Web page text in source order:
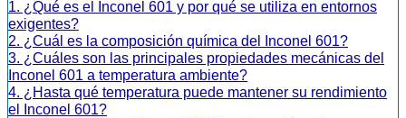
1. ¿Qué es el Inconel 601 y por qué se utiliza en entornos
exigentes?
2. ¿Cuál es la composición química del Inconel 601?
3. ¿Cuáles son las principales propiedades mecánicas del
Inconel 601 a temperatura ambiente?
4. ¿Hasta qué temperatura puede mantener su rendimiento
el Inconel 601?